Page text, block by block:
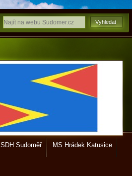
SDH Sudoměř MS Hrádek Katusice